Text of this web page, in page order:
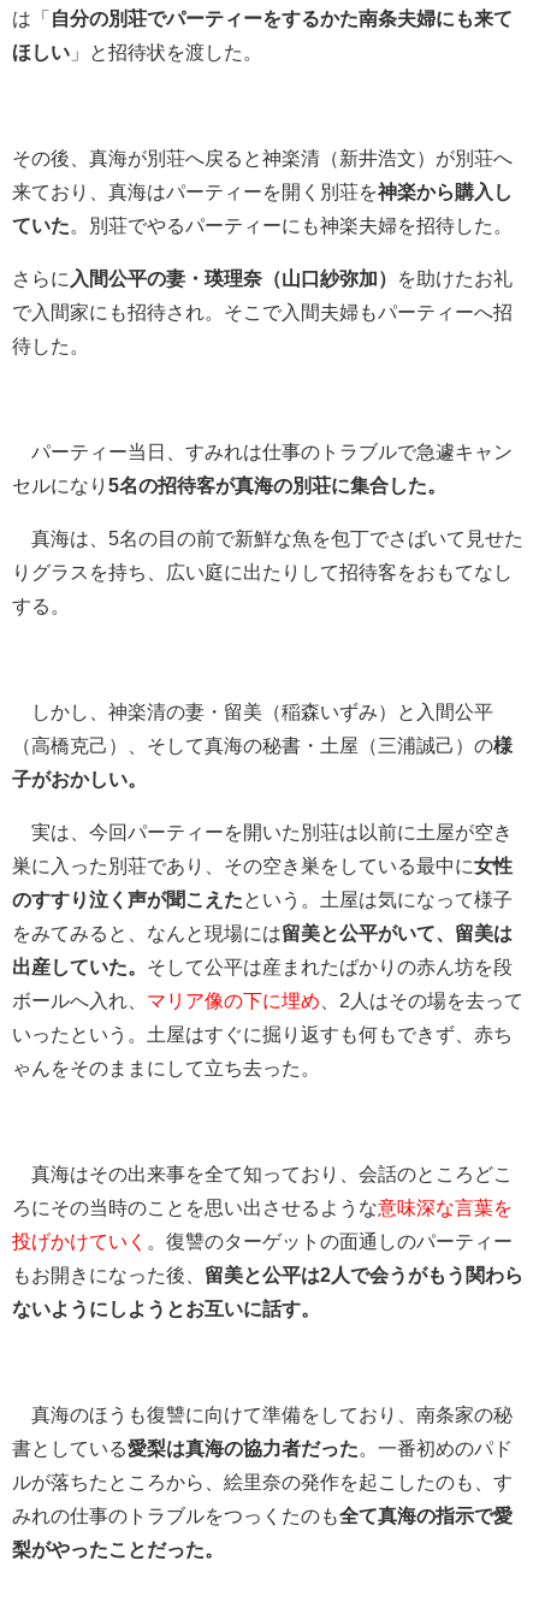
は「 自分の別荘でパーティーをするかた南条夫婦にも来て
ほしい 」と招待状を渡した。
その後、真海が別荘へ戻ると神楽清（新井浩文）が別荘へ
来ており、真海はパーティーを開く別荘を神楽から購入し
ていた。別荘でやるパーティーにも神楽夫婦を招待した。
さらに 入間公平の妻・瑛理奈（山口紗弥加）
を助けたお礼
で入間家にも招待され。そこで入間夫婦もパーティーへ招
待した。
パーティー当日、すみれは仕事のトラブルで急遽キャン
セルになり 5名の招待客が真海の別荘に集合した。
真海は、5名の目の前で新鮮な魚を包丁でさばいて見せた
りグラスを持ち、広い庭に出たりして招待客をおもてなし
する。
しかし、神楽清の妻・留美（稲森いずみ）と入間公平
（高橋克己）、そして真海の秘書・土屋（三浦誠己）の様
子がおかしい。
実は、今回パーティーを開いた別荘は以前に土屋が空き
巣に入った別荘であり、その空き巣をしている最中に女性
のすすり泣く声が聞こえたという。土屋は気になって様子
をみてみると、なんと現場には留美と公平がいて、留美は
出産していた。 そして公平は産まれたばかりの赤ん坊を段
ボールへ入れ、 マリア像の下に埋め 、2人はその場を去って
いったという。土屋はすぐに掘り返すも何もできず、赤ち
ゃんをそのままにして立ち去った。
真海はその出来事を全て知っており、会話のところどこ
ろにその当時のことを思い出させるような意味深な言葉を
投げかけていく 。復讐のターゲットの面通しのパーティー
もお開きになった後、 留美と公平は2人で会うがもう関わら
ないようにしようとお互いに話す。
真海のほうも復讐に向けて準備をしており、南条家の秘
書としている愛梨は真海の協力者だった。一番初めのパド
ルが落ちたところから、絵里奈の発作を起こしたのも、す
みれの仕事のトラブルをつっくたのも全て真海の指示で愛
梨がやったことだった。